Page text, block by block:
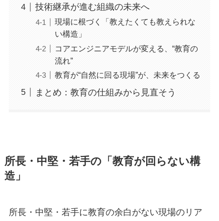
技術継承が進む組織の未来へ
現場に根づく「教えたくても教えられな
い構造」
コアエンジニアモデルが変える、“教育の
流れ”
教育が“自然に回る現場”が、未来をつくる
まとめ：教育の仕組みから見直そう
所長・中堅・若手の「教育が回らない構
造」
所長・中堅・若手に教育の余白がない現場のリア